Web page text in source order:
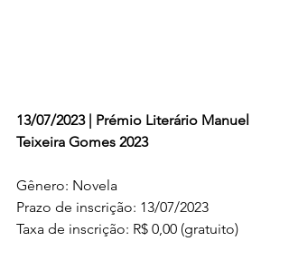
13/07/2023 | Prémio Literário Manuel
Teixeira Gomes 2023
Gênero: Novela
Prazo de inscrição: 13/07/2023
Taxa de inscrição: R$ 0,00 (gratuito)